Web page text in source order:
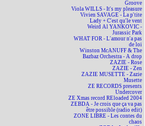
Groove
Viola WILLS - It's my pleasure
Vivien SAVAGE - La p'tite
Lady + C'est qu'le vent
Weird Al YANKOVIC -
Jurassic Park
WHAT FOR - L'amour n'a pas
de loi
Winston McANUFF & The
Bazbaz Orchestra - A drop
ZAZIE - Rose
ZAZIE - Zen
ZAZIE MUSETTE - Zazie
Musette
ZE RECORDS presents
Undercover
ZE Xmas record REloaded 2004
ZEBDA - Je crois que ça va pas
être possible (radio edit)
ZONE LIBRE - Les contes du
chaos